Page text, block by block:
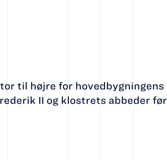
til højre for hovedbygningens
II og klostrets abbeder før